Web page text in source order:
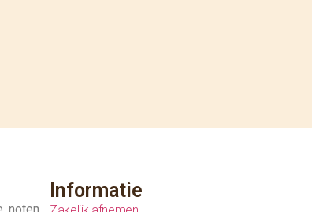
Informatie